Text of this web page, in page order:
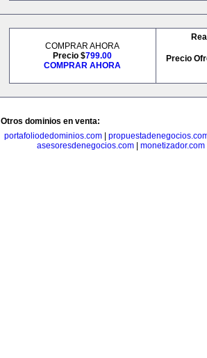
COMPRAR AHORA
Precio $799.00
COMPRAR AHORA
Precio
Otros dominios en venta:
portafoliodedominios.com|
asesoresdenegocios.com
monetizador.com